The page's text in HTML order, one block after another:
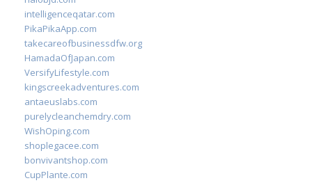
intelligenceqatar.com
PikaPikaApp.com
takecareofbusinessdfw.org
HamadaOfJapan.com
VersifyLifestyle.com
kingscreekadventures.com
antaeuslabs.com
purelycleanchemdry.com
WishOping.com
shoplegacee.com
bonvivantshop.com
CupPlante.com